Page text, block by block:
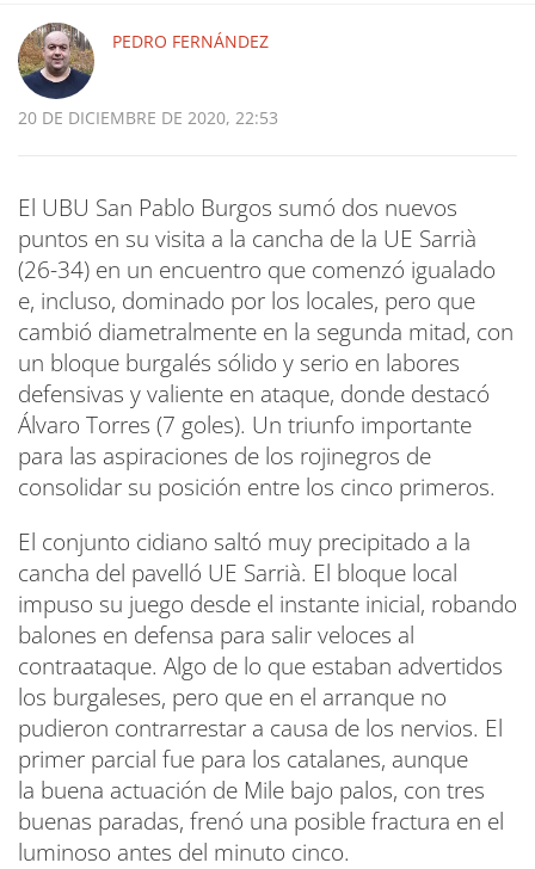
PEDRO FERNÁNDEZ
20 DE DICIEMBRE DE 2020, 22:53
El UBU San Pablo Burgos sumó dos nuevos
puntos en su visita a la cancha de la UE Sarrià
(26-34) en un encuentro que comenzó igualado
e, incluso, dominado por los locales, pero que
cambió diametralmente en la segunda mitad, con
un bloque burgalés sólido y serio en labores
defensivas y valiente en ataque, donde destacó
Álvaro Torres (7 goles). Un triunfo importante
para las aspiraciones de los rojinegros de
consolidar su posición entre los cinco primeros.
El conjunto cidiano saltó muy precipitado a la
cancha del pavelló UE Sarrià. El bloque local
impuso su juego desde el instante inicial, robando
balones en defensa para salir veloces al
contraataque. Algo de lo que estaban advertidos
los burgaleses, pero que en el arranque no
pudieron contrarrestar a causa de los nervios. El
primer parcial fue para los catalanes, aunque
la buena actuación de Mile bajo palos, con tres
buenas paradas, frenó una posible fractura en el
luminoso antes del minuto cinco.